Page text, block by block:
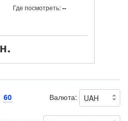
Где посмотреть:--
60 Валюта: